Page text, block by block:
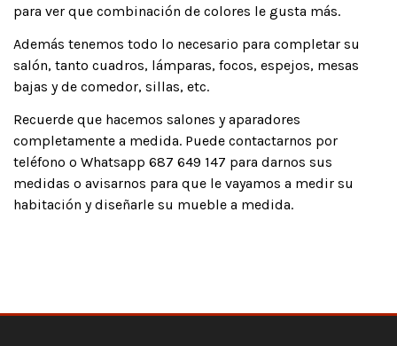
para ver que combinación de colores le gusta más.
Además tenemos todo lo necesario para completar su
salón, tanto cuadros, lámparas, focos, espejos, mesas
bajas y de comedor, sillas, etc.
Recuerde que hacemos salones y aparadores
completamente a medida. Puede contactarnos por
teléfono o Whatsapp 687 649 147 para darnos sus
medidas o avisarnos para que le vayamos a medir su
habitación y diseñarle su mueble a medida.